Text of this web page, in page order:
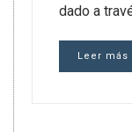
dado a
Leer más